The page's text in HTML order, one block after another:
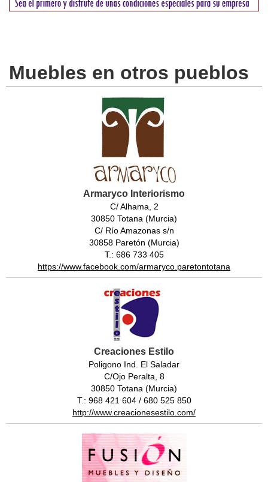
Muebles en otros pueblos
Armaryco Interiorismo
C/ Alhama, 2
30850 Totana (Murcia)
C/ Río Amazonas s/n
30858 Paretón (Murcia)
T.: 686 733 405
https://www.facebook.com/armaryco.paretontotana
Creaciones Estilo
Poligono Ind. El Saladar
C/Ojo Peralta, 8
30850 Totana (Murcia)
T.: 968 421 604 / 680 525 850
http://www.creacionesestilo.com/